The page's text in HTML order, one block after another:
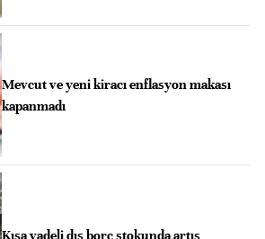
Mevcut ve yeni kiracı enflasyon makası
kapanmadı
Kısa vadeli dış borç stokunda artış